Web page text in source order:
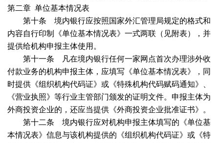
第二章 单位基本情况表
第十条 境内银行应按照国家外汇管理局规定的格式和
内容自行印制《单位基本情况表》一式两联（见附表），并
提供给机构申报主体使用。
第十一条 凡在境内银行任何一家网点首次办理涉外收
付款业务的机构申报主体，应填写《单位基本情况表》，同
时提供《组织机构代码证》或《特殊机构代码赋码通知》、
《营业执照》等行业主管部门颁发的证明文件。申报主体为
外商投资企业的，还应当提供《外商投资企业批准证书》。
第十二条 境内银行应对机构申报主体填写的《单位基
本情况表》信息与该机构提供的《组织机构代码证》或《特